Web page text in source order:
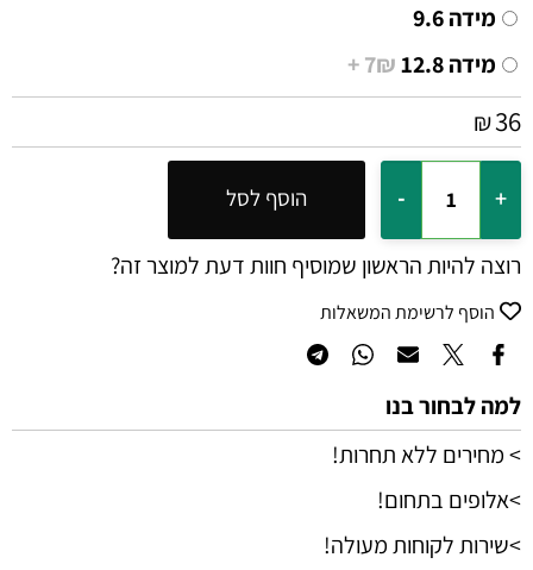
מידה 9.6
מידה 12.8
7₪ +
₪36
הוסף לסל
רוצה להיות הראשון שמוסיף חוות דעת למוצר זה?
הוסף לרשימת המשאלות
למה לבחור בנו
> מחירים ללא תחרות!
>אלופים בתחום!
>שירות לקוחות מעולה!